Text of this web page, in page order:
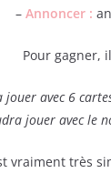
–Annoncer :
Pour gagner,
avec 6
jouer avec le
vraiment très